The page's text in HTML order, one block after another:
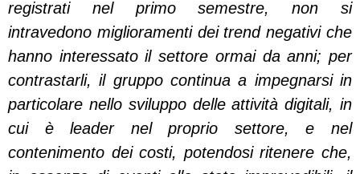
registrati nel primo semestre, non si
intravedono miglioramenti dei trend negativi che
hanno interessato il settore ormai da anni; per
contrastarli, il gruppo continua a impegnarsi in
particolare nello sviluppo delle attività digitali, in
cui è leader nel proprio settore, e nel
contenimento dei costi, potendosi ritenere che,